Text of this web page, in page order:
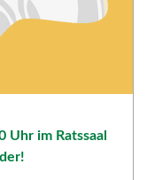
Uhr im Ratssaal